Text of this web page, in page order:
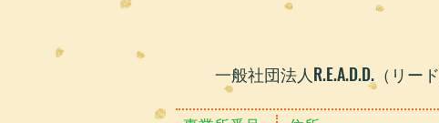
​一般社団法人R.E.A.D.D.（リード